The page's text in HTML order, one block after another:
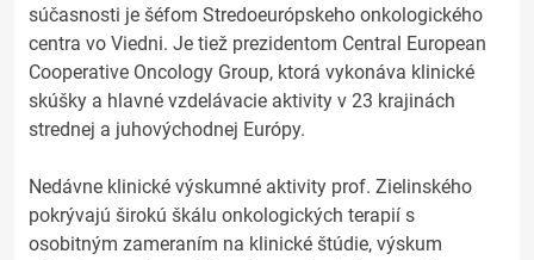
súčasnosti je šéfom Stredoeurópskeho onkologického
centra vo Viedni. Je tiež prezidentom Central European
Cooperative Oncology Group, ktorá vykonáva klinické
skúšky a hlavné vzdelávacie aktivity v 23 krajinách
strednej a juhovýchodnej Európy.
Nedávne klinické výskumné aktivity prof. Zielinského
pokrývajú širokú škálu onkologických terapií s
osobitným zameraním na klinické štúdie, výskum